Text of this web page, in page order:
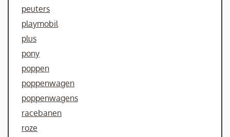
peuters
playmobil
plus
pony
poppen
poppenwagen
poppenwagens
racebanen
roze